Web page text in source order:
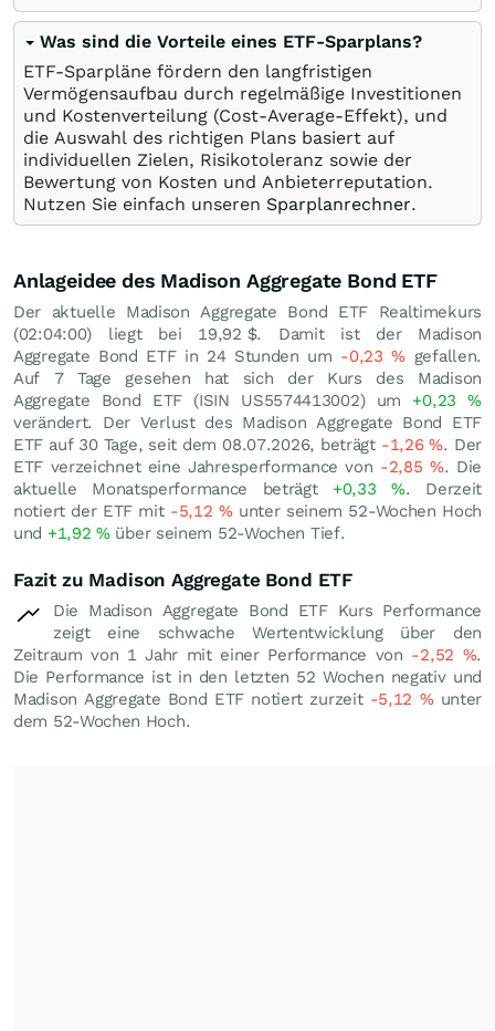
Was sind die Vorteile eines ETF-Sparplans?
ETF-Sparpläne fördern den langfristigen
Vermögensaufbau durch regelmäßige Investitionen
und Kostenverteilung (Cost-Average-Effekt), und
die Auswahl des richtigen Plans basiert auf
individuellen Zielen, Risikotoleranz sowie der
Bewertung von Kosten und Anbieterreputation.
Nutzen Sie einfach unseren Sparplanrechner.
Anlageidee des Madison Aggregate Bond ETF
Der aktuelle Madison Aggregate Bond ETF Realtimekurs
(02:04:00) liegt bei 19,92 $. Damit ist der Madison
Aggregate Bond ETF in 24 Stunden um -0,23% gefallen.
Auf 7 Tage gesehen hat sich der Kurs des Madison
Aggregate Bond ETF (ISIN US5574413002) um +0,23%
verändert. Der Verlust des Madison Aggregate Bond ETF
ETF auf 30 Tage, seit dem 08.07.2026, beträgt -1,26%. Der
ETF verzeichnet eine Jahresperformance von -2,85%. Die
aktuelle Monatsperformance beträgt +0,33%. Derzeit
notiert der ETF mit -5,12 %unter seinem 52-Wochen Hoch
und +1,92%über seinem 52-Wochen Tief.
Fazit zu Madison Aggregate Bond ETF
Die Madison Aggregate Bond ETF Kurs Performance
zeigt eine schwache Wertentwicklung über den
Zeitraum von 1 Jahr mit einer Performance von -2,52 %.
Die Performance ist in den letzten 52 Wochen negativ und
Madison Aggregate Bond ETF notiert zurzeit -5,12 %unter
dem 52-Wochen Hoch.